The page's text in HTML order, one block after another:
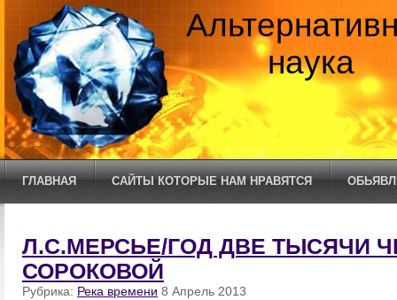
наука
ГЛАВНАЯ САЙТЫ КОТОРЫЕ НАМ НРАВЯТСЯ
Л.С.МЕРСЬЕ/ГОД ДВЕ ТЫСЯЧИ
СОРОКОВОЙ
Рубрика: Река времени 8 Апрель 2013